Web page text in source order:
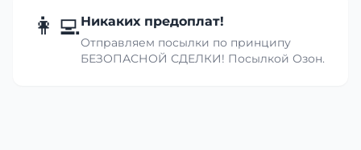
👩‍💻Никаких предоплат!
Отправляем посылки по принципу
БЕЗОПАСНОЙ СДЕЛКИ! Посылкой Озон.